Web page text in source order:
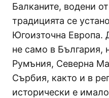
Балканите, водени
традицията се
Югоизточна Европа.
не само в България,
Румъния, Северна
Сърбия, както и в
исторически е